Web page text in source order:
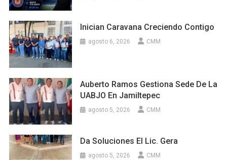
Inician Caravana Creciendo Contigo
agosto 6, 2026 CMM
Auberto Ramos Gestiona Sede De La
UABJO En Jamiltepec
agosto 5, 2026 CMM
Da Soluciones El Lic. Gera
agosto 5, 2026 CMM